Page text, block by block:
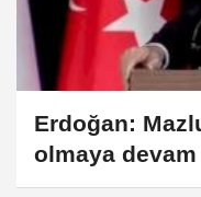
Erdoğan:
olmaya